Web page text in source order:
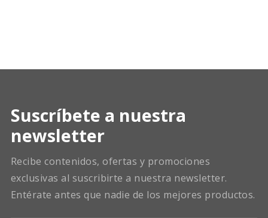
Suscríbete a nuestra
newsletter
Recibe contenidos, ofertas y promociones
exclusivas al suscribirte a nuestra newsletter.
Entérate antes que nadie de los mejores productos.